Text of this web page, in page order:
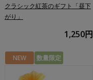
クラシック紅茶のギフト「昼下
がり」
1,250円
NEW 数量限定